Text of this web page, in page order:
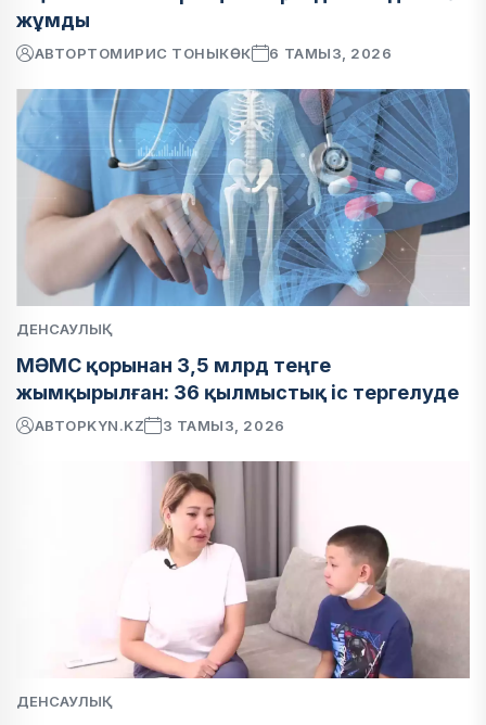
жұмды
АВТОРТОМИРИС ТОНЫКӨК 6 ТАМЫЗ, 2026
ДЕНСАУЛЫҚ
МӘМС қорынан 3,5 млрд теңге
жымқырылған: 36 қылмыстық іс тергелуде
АВТОРKYN.KZ 3 ТАМЫЗ, 2026
ДЕНСАУЛЫҚ